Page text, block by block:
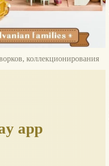
коллекционирования
app